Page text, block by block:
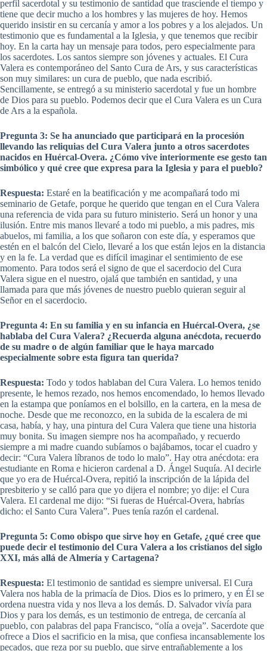
perfil sacerdotal y su testimonio de santidad que trasciende el tiempo y
tiene que decir mucho a los hombres y las mujeres de hoy. Hemos
querido insistir en su cercanía y amor a los pobres y a los alejados. Un
testimonio que es fundamental a la Iglesia, y que tenemos que recibir
hoy. En la carta hay un mensaje para todos, pero especialmente para
los sacerdotes. Los santos siempre son jóvenes y actuales. El Cura
Valera es contemporáneo del Santo Cura de Ars, y sus características
son muy similares: un cura de pueblo, que nada escribió.
Sencillamente, se entregó a su ministerio sacerdotal y fue un hombre
de Dios para su pueblo. Podemos decir que el Cura Valera es un Cura
de Ars a la española.
Pregunta 3: Se ha anunciado que participará en la procesión
llevando las reliquias del Cura Valera junto a otros sacerdotes
nacidos en Huércal-Overa. ¿Cómo vive interiormente ese gesto tan
simbólico y qué cree que expresa para la Iglesia y para el pueblo?
Respuesta: Estaré en la beatificación y me acompañará todo mi
seminario de Getafe, porque he querido que tengan en el Cura Valera
una referencia de vida para su futuro ministerio. Será un honor y una
ilusión. Entre mis manos llevaré a todo mi pueblo, a mis padres, mis
abuelos, mi familia, a los que soñaron con este día, y esperamos que
estén en el balcón del Cielo, llevaré a los que están lejos en la distancia
y en la fe. La verdad que es difícil imaginar el sentimiento de ese
momento. Para todos será el signo de que el sacerdocio del Cura
Valera sigue en el nuestro, ojalá que también en santidad, y una
llamada para que más jóvenes de nuestro pueblo quieran seguir al
Señor en el sacerdocio.
Pregunta 4: En su familia y en su infancia en Huércal-Overa, ¿se
hablaba del Cura Valera? ¿Recuerda alguna anécdota, recuerdo
de su madre o de algún familiar que le haya marcado
especialmente sobre esta figura tan querida?
Respuesta: Todo y todos hablaban del Cura Valera. Lo hemos tenido
presente, le hemos rezado, nos hemos encomendado, lo hemos llevado
en la estampa que poníamos en el bolsillo, en la cartera, en la mesa de
noche. Desde que me reconozco, en la subida de la escalera de mi
casa, había, y hay, una pintura del Cura Valera que tiene una historia
muy bonita. Su imagen siempre nos ha acompañado, y recuerdo
siempre a mi madre cuando subíamos o bajábamos, tocar el cuadro y
decir: “Cura Valera líbranos de todo lo malo”. Hay otra anécdota: era
estudiante en Roma e hicieron cardenal a D. Ángel Suquía. Al decirle
que yo era de Huércal-Overa, repitió la inscripción de la lápida del
presbiterio y se calló para que yo dijera el nombre; yo dije: el Cura
Valera. El cardenal me dijo: “Si fueras de Huércal-Overa, habrías
dicho: el Santo Cura Valera”. Pues tenía razón el cardenal.
Pregunta 5: Como obispo que sirve hoy en Getafe, ¿qué cree que
puede decir el testimonio del Cura Valera a los cristianos del siglo
XXI, más allá de Almería y Cartagena?
Respuesta: El testimonio de santidad es siempre universal. El Cura
Valera nos habla de la primacía de Dios. Dios es lo primero, y en Él se
ordena nuestra vida y nos lleva a los demás. D. Salvador vivía para
Dios y para los demás, es un testimonio de entrega, de cercanía al
pueblo, con palabras del papa Francisco, “olía a oveja”. Sacerdote que
ofrece a Dios el sacrificio en la misa, que confiesa incansablemente los
pecados, que reza por su pueblo, que sirve entrañablemente a los